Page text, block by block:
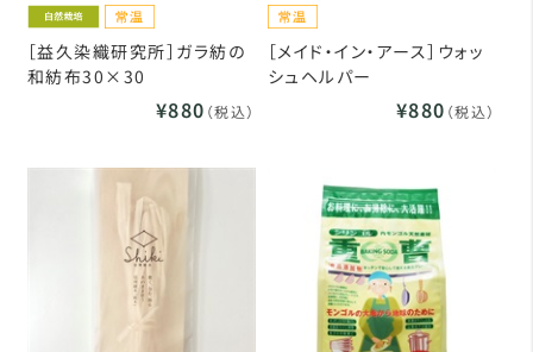
［益久染織研究所］ガラ紡の
和紡布30×30
¥880 （税込）
［メイド・イン・アース］ウォッ
シュヘルパー
¥880 （税込）